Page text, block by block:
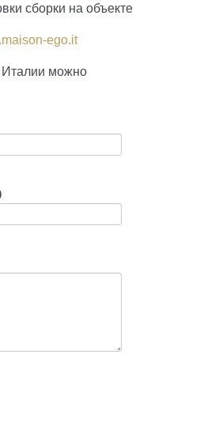
сборки на объекте
ego.it
Италии можно